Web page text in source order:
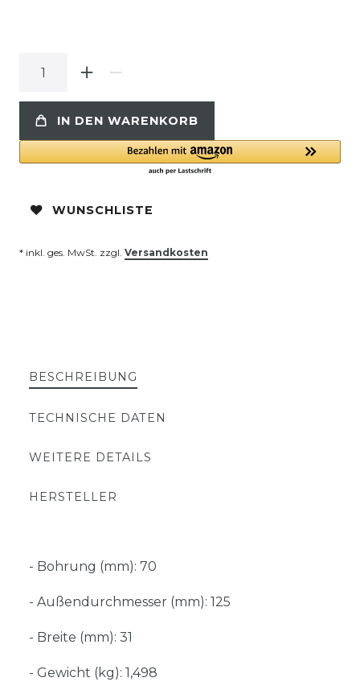
IN DEN WARENKORB
WUNSCHLISTE
* inkl. ges. MwSt. zzgl. Versandkosten
BESCHREIBUNG
TECHNISCHE DATEN
WEITERE DETAILS
HERSTELLER
- Bohrung (mm): 70
- Außendurchmesser (mm): 125
- Breite (mm): 31
- Gewicht (kg): 1,498